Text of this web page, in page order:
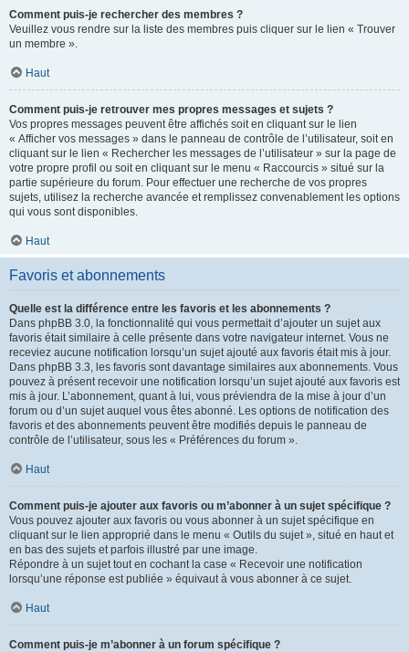
Comment puis-je rechercher des membres ?
Veuillez vous rendre sur la liste des membres puis cliquer sur le lien « Trouver
un membre ».
Haut
Comment puis-je retrouver mes propres messages et sujets ?
Vos propres messages peuvent être affichés soit en cliquant sur le lien
« Afficher vos messages » dans le panneau de contrôle de l’utilisateur, soit en
cliquant sur le lien « Rechercher les messages de l’utilisateur » sur la page de
votre propre profil ou soit en cliquant sur le menu « Raccourcis » situé sur la
partie supérieure du forum. Pour effectuer une recherche de vos propres
sujets, utilisez la recherche avancée et remplissez convenablement les options
qui vous sont disponibles.
Haut
Favoris et abonnements
Quelle est la différence entre les favoris et les abonnements ?
Dans phpBB 3.0, la fonctionnalité qui vous permettait d’ajouter un sujet aux
favoris était similaire à celle présente dans votre navigateur internet. Vous ne
receviez aucune notification lorsqu’un sujet ajouté aux favoris était mis à jour.
Dans phpBB 3.3, les favoris sont davantage similaires aux abonnements. Vous
pouvez à présent recevoir une notification lorsqu’un sujet ajouté aux favoris est
mis à jour. L’abonnement, quant à lui, vous préviendra de la mise à jour d’un
forum ou d’un sujet auquel vous êtes abonné. Les options de notification des
favoris et des abonnements peuvent être modifiés depuis le panneau de
contrôle de l’utilisateur, sous les « Préférences du forum ».
Haut
Comment puis-je ajouter aux favoris ou m’abonner à un sujet spécifique ?
Vous pouvez ajouter aux favoris ou vous abonner à un sujet spécifique en
cliquant sur le lien approprié dans le menu « Outils du sujet », situé en haut et
en bas des sujets et parfois illustré par une image.
Répondre à un sujet tout en cochant la case « Recevoir une notification
lorsqu’une réponse est publiée » équivaut à vous abonner à ce sujet.
Haut
Comment puis-je m’abonner à un forum spécifique ?